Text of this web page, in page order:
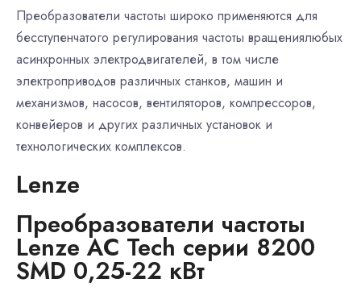
Преобразователи частоты широко применяются для
бесступенчатого регулирования частоты вращениялюбых
асинхронных электродвигателей, в том числе
электроприводов различных станков, машин и
механизмов, насосов, вентиляторов, компрессоров,
конвейеров и других различных установок и
технологических комплексов.
Lenze
Преобразователи частоты
Lenze AC Tech серии 8200
SMD 0,25-22 кВт